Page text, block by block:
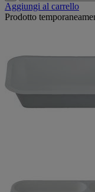
Aggiungi al carrello
Prodotto